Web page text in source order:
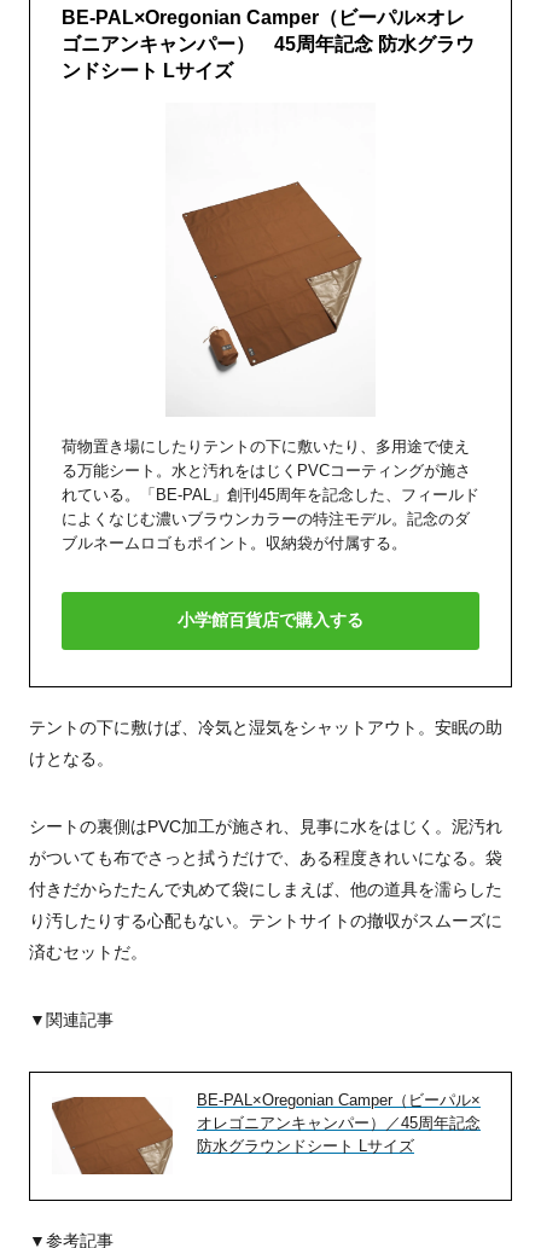
BE-PAL×Oregonian Camper（ビーパル×オレ
ゴニアンキャンパー） 45周年記念 防水グラウ
ンドシート Lサイズ
荷物置き場にしたりテントの下に敷いたり、多用途で使え
る万能シート。水と汚れをはじくPVCコーティングが施さ
れている。「BE-PAL」創刊45周年を記念した、フィールド
によくなじむ濃いブラウンカラーの特注モデル。記念のダ
ブルネームロゴもポイント。収納袋が付属する。
小学館百貨店で購入する
テントの下に敷けば、冷気と湿気をシャットアウト。安眠の助
けとなる。
シートの裏側はPVC加工が施され、見事に水をはじく。泥汚れ
がついても布でさっと拭うだけで、ある程度きれいになる。袋
付きだからたたんで丸めて袋にしまえば、他の道具を濡らした
り汚したりする心配もない。テントサイトの撤収がスムーズに
済むセットだ。
▼関連記事
BE-PAL×Oregonian Camper（ビーパル×
オレゴニアンキャンパー）／45周年記念
防水グラウンドシート Lサイズ
▼参考記事